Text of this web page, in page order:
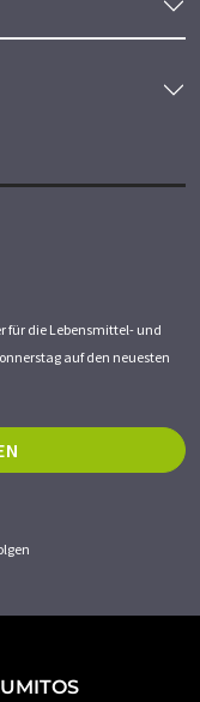
für die Lebensmittel- und
auf den neuesten